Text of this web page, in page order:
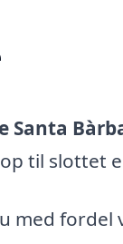
Santa
til slottet
med